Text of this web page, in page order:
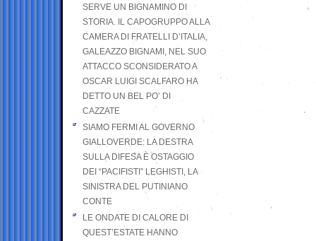
SERVE UN BIGNAMINO DI
STORIA. IL CAPOGRUPPO ALLA
CAMERA DI FRATELLI D’ITALIA,
GALEAZZO BIGNAMI, NEL SUO
ATTACCO SCONSIDERATO A
OSCAR LUIGI SCALFARO HA
DETTO UN BEL PO’ DI
CAZZATE
SIAMO FERMI AL GOVERNO
GIALLOVERDE: LA DESTRA
SULLA DIFESA È OSTAGGIO
DEI “PACIFISTI” LEGHISTI, LA
SINISTRA DEL PUTINIANO
CONTE
LE ONDATE DI CALORE DI
QUEST’ESTATE HANNO